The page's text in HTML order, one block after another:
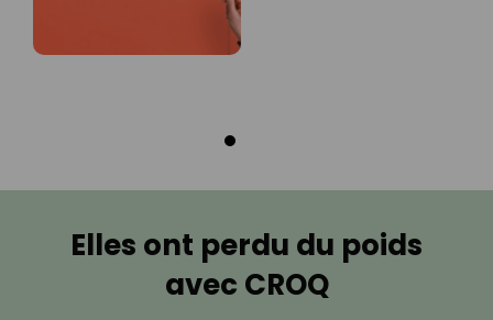
Elles ont perdu du poids
avec CROQ